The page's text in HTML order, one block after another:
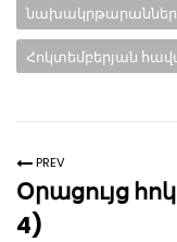
նախակրթարաններ
Հոկտեմբերյան
PREV
Օրացույց
4)